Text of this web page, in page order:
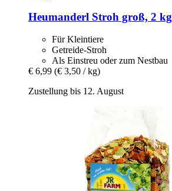
Heumanderl Stroh groß, 2 kg
Für Kleintiere
Getreide-Stroh
Als Einstreu oder zum Nestbau
€ 6,99 (€ 3,50 / kg)
Zustellung bis 12. August